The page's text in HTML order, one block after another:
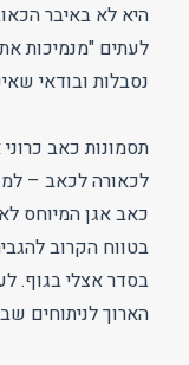
היא לא באיבר
לעתים "מנמיכות
נסבלות ובודאי
תסמונות כאב
לכאורה לכאב –
כאב אגן המיוחס
בטווח הקרוב
בסדר אצלי בגוף.
הארוך לניתוחים